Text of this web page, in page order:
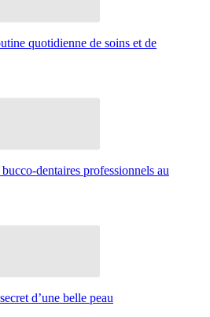
quotidienne de soins et de
dentaires professionnels au
d’une belle peau